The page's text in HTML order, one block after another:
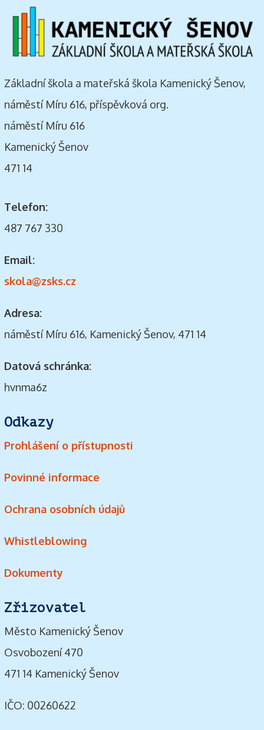
Základní škola a mateřská škola Kamenický Šenov,
náměstí Míru 616, příspěvková org.
náměstí Míru 616
Kamenický Šenov
471 14
Telefon:
487 767 330
Email:
skola@zsks.cz
Adresa:
náměstí Míru 616, Kamenický Šenov, 471 14
Datová schránka:
hvnma6z
Odkazy
Prohlášení o přístupnosti
Povinné informace
Ochrana osobních údajů
Whistleblowing
Dokumenty
Zřizovatel
Město Kamenický Šenov
Osvobození 470
471 14 Kamenický Šenov
IČO: 00260622